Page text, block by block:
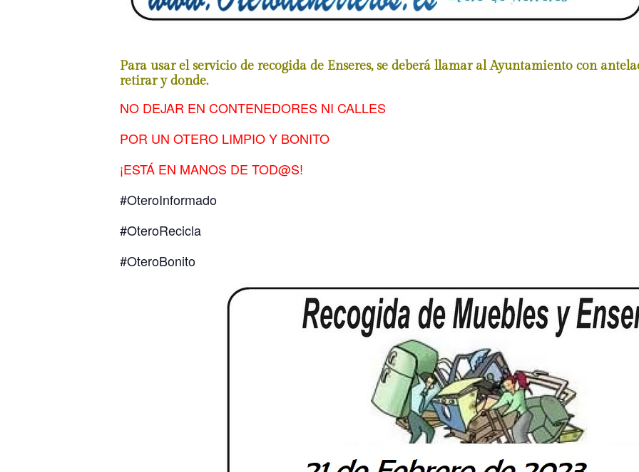
Para usar el servicio de recogida de Enseres, se deberá llamar al Ayuntamiento con
retirar y donde.
NO DEJAR EN CONTENEDORES NI CALLES
POR UN OTERO LIMPIO Y BONITO
¡ESTÁ EN MANOS DE TOD@S!
#OteroInformado
#OteroRecicla
#OteroBonito